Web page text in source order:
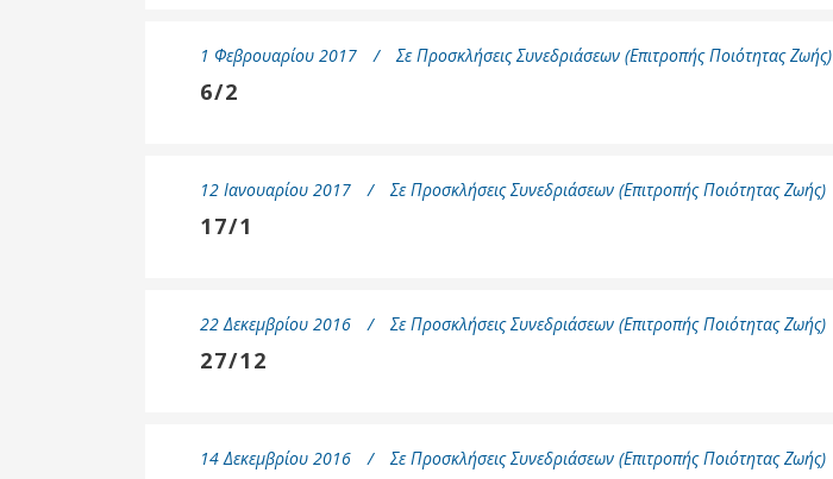
1 Φεβρουαρίου 2017 Σε Προσκλήσεις Συνεδριάσεων (Επιτροπής Ποιότητας Ζωής)
6/2
12 Ιανουαρίου 2017 Σε Προσκλήσεις Συνεδριάσεων (Επιτροπής Ποιότητας Ζωής)
17/1
22 Δεκεμβρίου 2016 Σε Προσκλήσεις Συνεδριάσεων (Επιτροπής Ποιότητας Ζωής)
27/12
14 Δεκεμβρίου 2016 Σε Προσκλήσεις Συνεδριάσεων (Επιτροπής Ποιότητας Ζωής)